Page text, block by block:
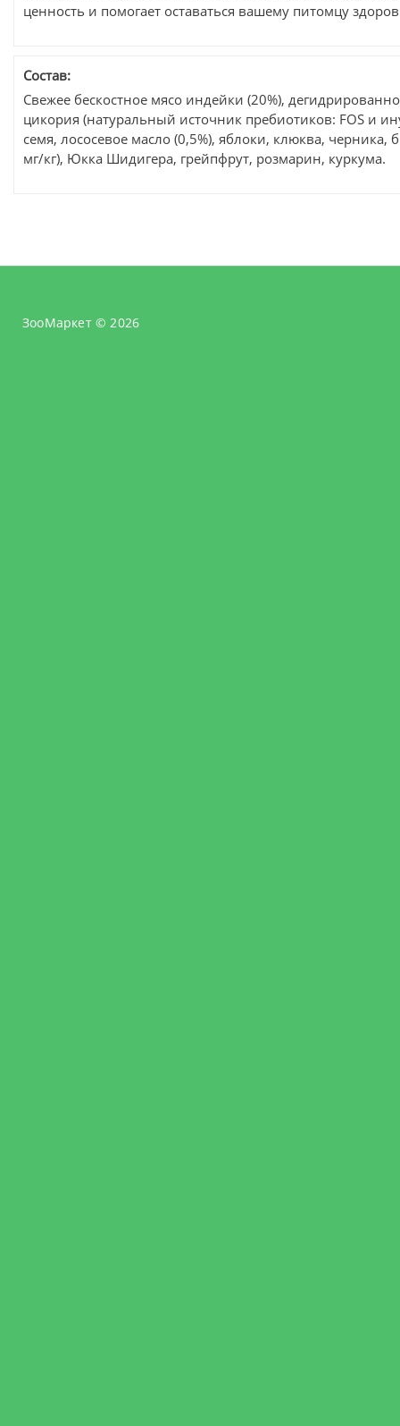
ценность и помогает оставаться вашему питомцу
Состав:
Свежее бескостное мясо индейки (20%),
цикория (натуральный источник пребиотиков: FOS и
семя, лососевое масло (0,5%), яблоки, клюква,
мг/кг), Юкка Шидигера, грейпфрут, розмарин, куркума.
ЗооМаркет © 2026